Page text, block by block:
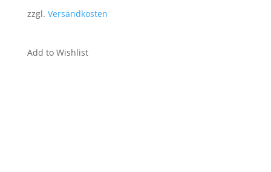
zzgl. Versandkosten
Add to Wishlist